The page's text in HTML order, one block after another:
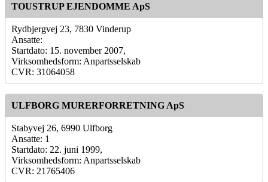
TOUSTRUP EJENDOMME ApS
Rydbjergvej 23, 7830 Vinderup
Ansatte:
Startdato: 15. november 2007,
Virksomhedsform: Anpartsselskab
CVR: 31064058
ULFBORG MURERFORRETNING ApS
Stabyvej 26, 6990 Ulfborg
Ansatte: 1
Startdato: 22. juni 1999,
Virksomhedsform: Anpartsselskab
CVR: 21765406